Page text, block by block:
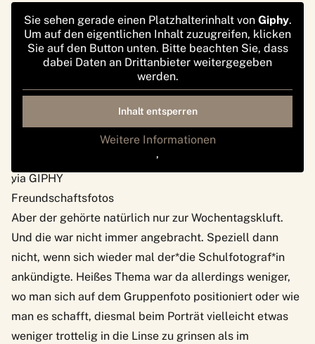
Sie sehen gerade einen Platzhalterinhalt von Giphy.
Um auf den eigentlichen Inhalt zuzugreifen, klicken
Sie auf den Button unten. Bitte beachten Sie, dass
dabei Daten an Drittanbieter weitergegeben
werden.
Inhalt entsperren
Weitere Informationen
‚
‚via GIPHY
Freundschaftsfotos
Aber der gehörte natürlich nur zur Wochentagskluft.
Und die war nicht immer angebracht. Speziell dann
nicht, wenn sich wieder mal der*die Schulfotograf*in
ankündigte. Heißes Thema war da allerdings weniger,
wo man sich auf dem Gruppenfoto positioniert oder wie
man es schafft, diesmal beim Porträt vielleicht etwas
weniger trottelig in die Linse zu grinsen als im